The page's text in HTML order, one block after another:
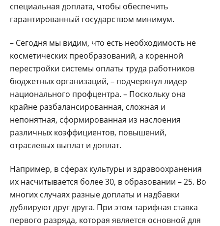
специальная доплата, чтобы обеспечить
гарантированный государством минимум.
– Сегодня мы видим, что есть необходимость не
косметических преобразований, а коренной
перестройки системы оплаты труда работников
бюджетных организаций, – подчеркнул лидер
национального профцентра. – Поскольку она
крайне разбалансированная, сложная и
непонятная, сформированная из наслоения
различных коэффициентов, повышений,
отраслевых выплат и доплат.
Например, в сферах культуры и здравоохранения
их насчитывается более 30, в образовании – 25. Во
многих случаях разные доплаты и надбавки
дублируют друг друга. При этом тарифная ставка
первого разряда, которая является основной для